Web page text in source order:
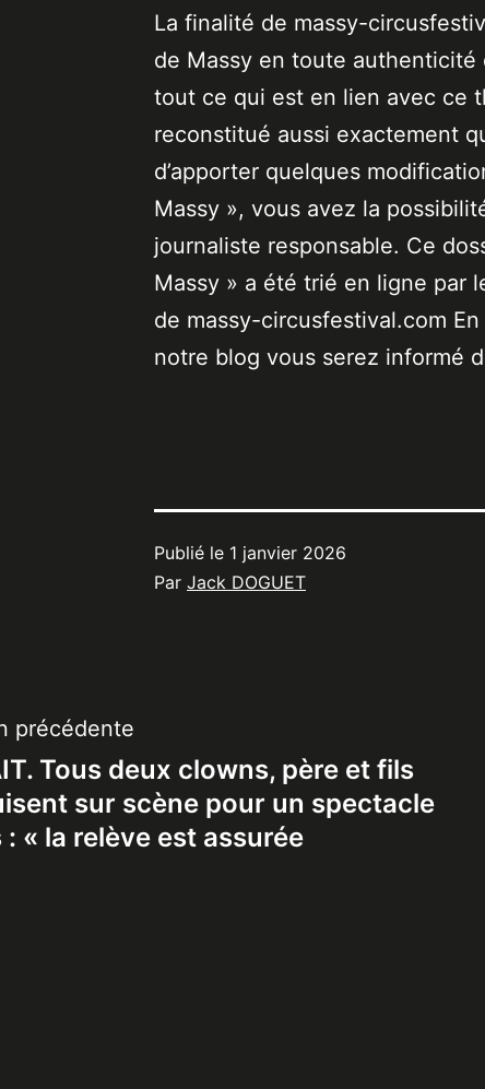
La finalité de massy-
de Massy en toute
tout ce qui est en lien avec ce
reconstitué aussi exactement
d’apporter quelques
Massy », vous avez la
journaliste responsable. Ce
Massy » a été trié en ligne par
de massy-circusfestival.com
notre blog vous serez informé
Publié le 1 janvier 2026
Par Jack DOGUET
précédente
Tous deux clowns, père et fils
sur scène pour un spectacle
: « la relève est assurée